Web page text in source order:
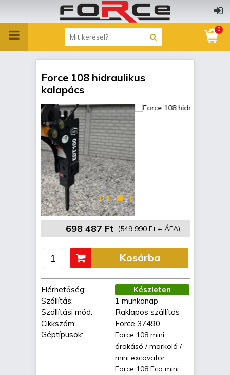
0
Force 108 hidraulikus
kalapács
698 487 Ft (549 990 Ft + ÁFA)
Elérhetőség:
Készleten
Szállítás:
1 munkanap
Szállítási mód:
Raklapos szállítás
Cikkszám:
Force 37490
Géptípusok:
Force 108 mini
árokásó / markoló /
mini excavator
Force 108 Eco mini
Kosárba